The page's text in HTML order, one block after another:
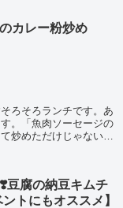
カレー粉炒め
ろそろランチです。あ
。「魚肉ソーセージの
炒めただけじゃないの
豆腐の納豆キムチ
トにもオススメ】